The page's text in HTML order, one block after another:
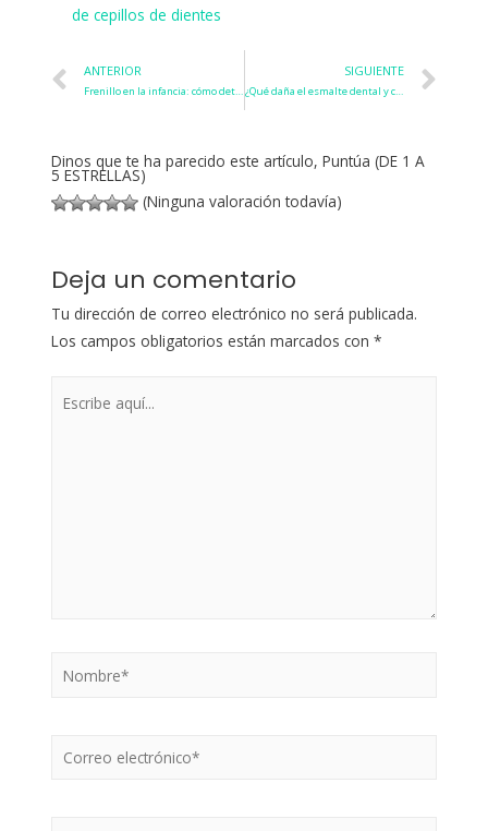
de cepillos de dientes
ANTERIOR
Frenillo en la infancia: cómo detectarlo y cuándo acudir al dentista
SIGUIENTE
¿Qué daña el esmalte dental y cómo protegerlo a largo plazo?
Dinos que te ha parecido este artículo, Puntúa (DE 1 A
5 ESTRELLAS)
(Ninguna valoración todavía)
Deja un comentario
Tu dirección de correo electrónico no será publicada.
Los campos obligatorios están marcados con*